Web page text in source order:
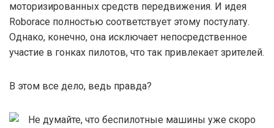
моторизированных средств передвижения. И идея
Roborace полностью соответствует этому постулату.
Однако, конечно, она исключает непосредственное
участие в гонках пилотов, что так привлекает зрителей.
В этом все дело, ведь правда?